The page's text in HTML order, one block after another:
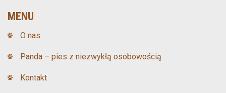
MENU
O nas
Panda – pies z niezwykłą osobowością
Kontakt